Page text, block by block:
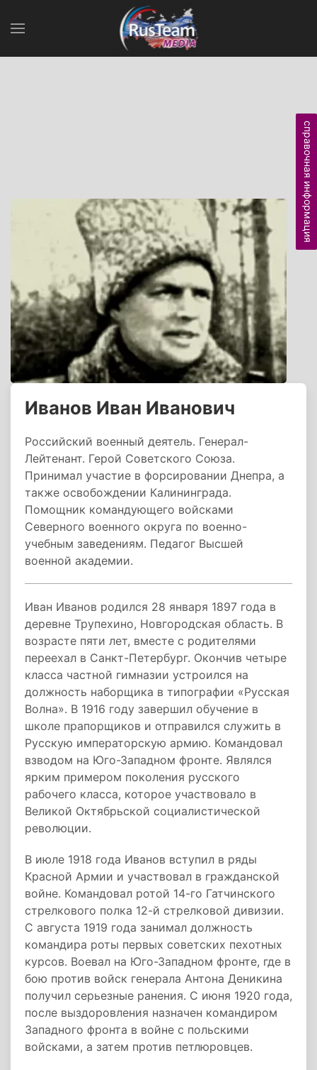
Иванов Иван Иванович
Российский военный деятель. Генерал-
Лейтенант. Герой Советского Союза.
Принимал участие в форсировании Днепра, а
также освобождении Калининграда.
Помощник командующего войсками
Северного военного округа по военно-
учебным заведениям. Педагог Высшей
военной академии.
Иван Иванов родился 28 января 1897 года в
деревне Трупехино, Новгородская область. В
возрасте пяти лет, вместе с родителями
переехал в Санкт-Петербург. Окончив четыре
класса частной гимназии устроился на
должность наборщика в типографии «Русская
Волна». В 1916 году завершил обучение в
школе прапорщиков и отправился служить в
Русскую императорскую армию. Командовал
взводом на Юго-Западном фронте. Являлся
ярким примером поколения русского
рабочего класса, которое участвовало в
Великой Октябрьской социалистической
революции.
В июле 1918 года Иванов вступил в ряды
Красной Армии и участвовал в гражданской
войне. Командовал ротой 14-го Гатчинского
стрелкового полка 12-й стрелковой дивизии.
С августа 1919 года занимал должность
командира роты первых советских пехотных
курсов. Воевал на Юго-Западном фронте, где в
бою против войск генерала Антона Деникина
получил серьезные ранения. С июня 1920 года,
после выздоровления назначен командиром
Западного фронта в войне с польскими
войсками, а затем против петлюровцев.
справочная информация